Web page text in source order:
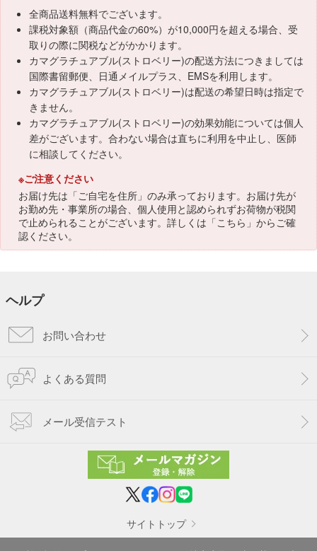
全商品送料無料でございます。
課税対象額（商品代金の60%）が10,000円を超える場合、受
取りの際に関税などがかかります。
カマグラチュアブル(ストロベリー)の配送方法につきましては
国際書留郵便、日通メイルプラス、EMSを利用します。
カマグラチュアブル(ストロベリー)は配送の希望日時は指定で
きません。
カマグラチュアブル(ストロベリー)の効果効能については個人
差がございます。合わない場合は直ちに利用を中止し、医師
に相談してください。
※ご注意ください
お届け先は「ご自宅を住所」のみ承っております。お届け先が
お勤め先・事業所の場合、個人使用と認められずお荷物が税関
で止められることがございます。詳しくは「こちら 」からご確
認ください。
ヘルプ
お問い合わせ
よくある質問
メール受信テスト
サイトトップ